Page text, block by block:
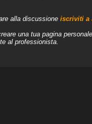
alla discussione iscriviti a
una tua pagina
al professionista.